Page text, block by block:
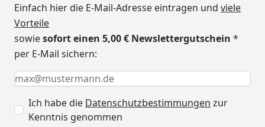
Einfach hier die E-Mail-Adresse eintragen und viele
Vorteile
sowiesofort einen 5,00 € Newslettergutschein *
per E-Mail sichern:
Keine Eingabe erforderlich
Eingabe erforderlich
E-Mail *
Ich habe die Datenschutzbestimmungen zur
Kenntnis genommen